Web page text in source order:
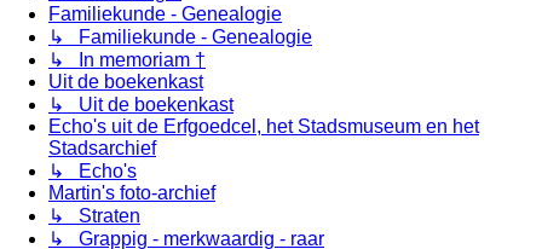
Familiekunde - Genealogie
↳ Familiekunde - Genealogie
↳ In memoriam †
Uit de boekenkast
↳ Uit de boekenkast
Echo's uit de Erfgoedcel, het Stadsmuseum en het
Stadsarchief
↳ Echo's
Martin's foto-archief
↳ Straten
↳ Grappig - merkwaardig - raar